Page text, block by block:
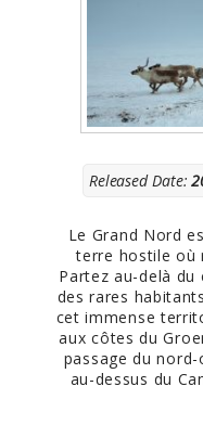
Released Date:
Le Grand Nord
terre hostile où
Partez au-delà
des rares
cet immense
aux côtes du
passage du
au-dessus du